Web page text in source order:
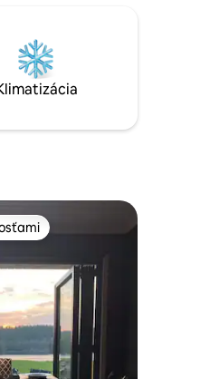
a možnosti
vozidla v garáži.
Netflix.
a hračiek.